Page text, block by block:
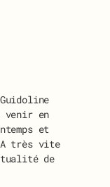
venir en
et
A très vite
de